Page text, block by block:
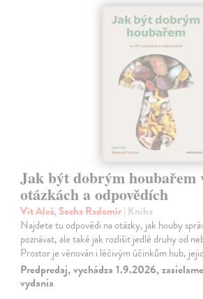
Jak být dobrým houbařem
otázkách a odpovědích
Vít Aleš, Socha Radomír| Kniha
Najdete tu odpovědi na otázky, jak houby
poznávat, ale také jak rozlišit jedlé druhy od
Prostor je věnován i léčivým účinkům hub,
Predpredaj, vychádza 1.9.2026,
vydania